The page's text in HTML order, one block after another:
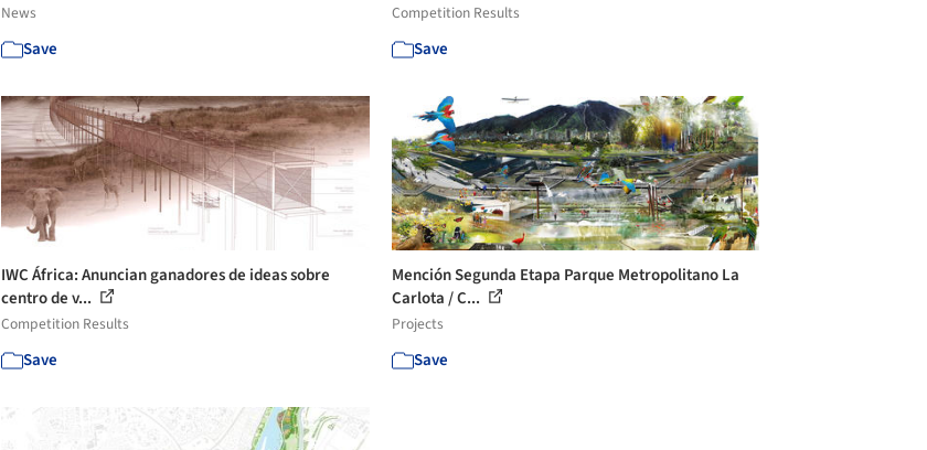
News
Save
Competition Results
Save
IWC África: Anuncian ganadores de ideas sobre
centro de v...
Competition Results
Save
Mención Segunda Etapa Parque Metropolitano La
Carlota / C...
Projects
Save